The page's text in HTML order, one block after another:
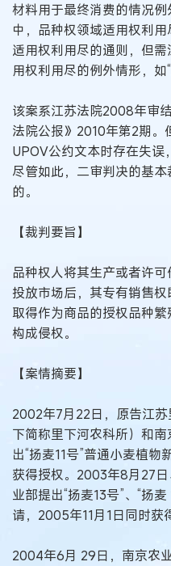
材料用于最终消费的情况
中，品种权领域适用权利
适用权利用尽的通则，但
用权利用尽的例外情形，如
该案系江苏法院2008年审
法院公报》2010年第2期。
UPOV公约文本时存在失误
尽管如此，二审判决的基
的。
【裁判要旨】
品种权人将其生产或者许
投放市场后，其专有销售
取得作为商品的授权品种
构成侵权。
【案情摘要】
2002年7月22日，原告江
下简称里下河农科所）和
出“扬麦11号”普通小麦植
获得授权。2003年8月27
业部提出“扬麦13号”、“扬
请，2005年11月1日同时获
2004年6月 29日，南京农